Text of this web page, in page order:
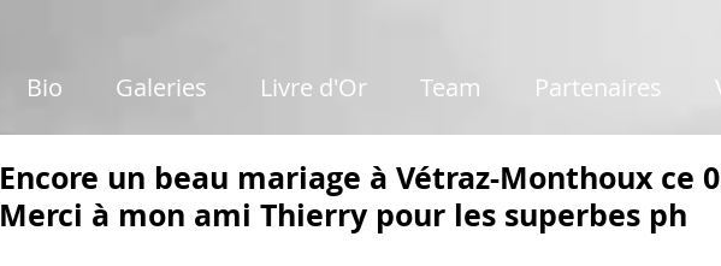
Bio Galeries Livre d'Or Team Partenaires
Encore un beau mariage à Vétraz-Monthoux ce
Merci à mon ami Thierry pour les superbes ph